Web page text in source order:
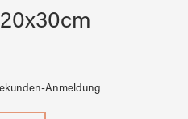
Anmeldung